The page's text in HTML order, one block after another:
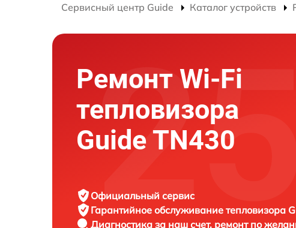
Сервисный центр Guide Каталог устройств
Ремонт Wi-Fi
тепловизора
Guide TN430
Официальный сервис
Гарантийное обслуживание тепловизора
Диагностика за наш счет, ремонт по